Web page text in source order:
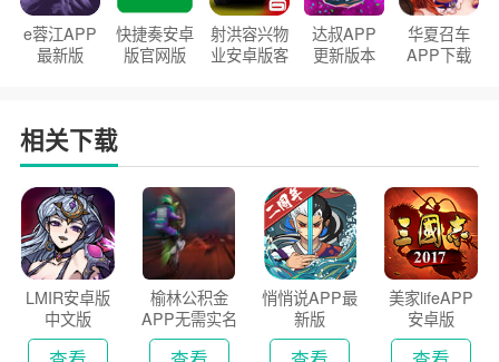
e蓉江APP
最新版
快捷奏安卓
版官网版
射洪容兴物
业安卓版客
达叔APP
更新版本
华夏召车
APP下载
相关下载
LMIR安卓版
中文版
榆林公积金
APP无需实名
认证版
悄悄说APP最
新版
美家lifeAPP
安卓版